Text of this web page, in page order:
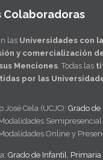
Colaboradoras
las Universidades con
y comercialización
Menciones . Todas las
por las
Cela (UCJC): Grado de
Semipresencial
Online y
Grado de Infantil Primaria